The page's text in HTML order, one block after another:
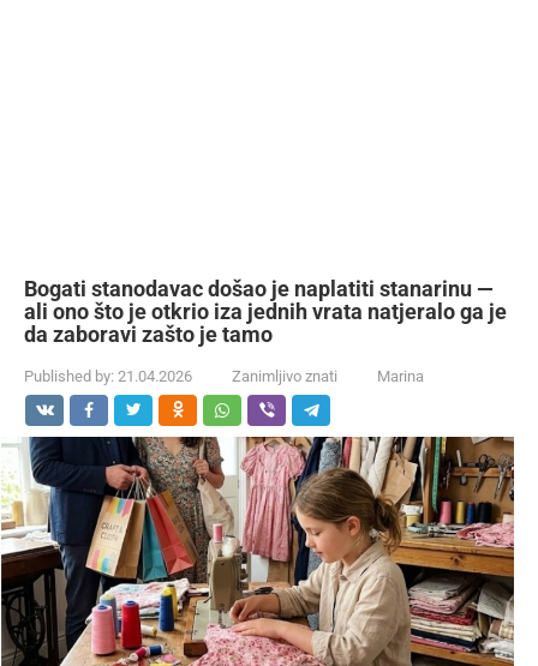
Bogati stanodavac došao je naplatiti stanarinu —
ali ono što je otkrio iza jednih vrata natjeralo ga je
da zaboravi zašto je tamo
Published by: 21.04.2026 Zanimljivo znati Marina